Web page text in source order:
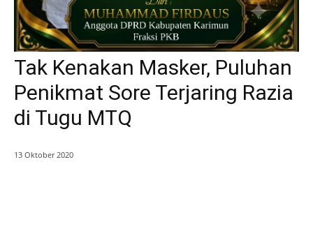
Tak Kenakan Masker, Puluhan
Penikmat Sore Terjaring Razia
di Tugu MTQ
13 Oktober 2020